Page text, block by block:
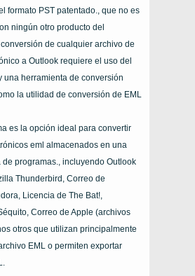
formato PST patentado., que no es
ningún otro producto del
de cualquier archivo de
a Outlook requiere el uso del
una herramienta de conversión
la utilidad de conversión de EML
es la opción ideal para convertir
eml almacenados en una
de programas., incluyendo Outlook
Thunderbird, Correo de
Licencia de The Bat!,
Correo de Apple (archivos
otros que utilizan principalmente
EML o permiten exportar